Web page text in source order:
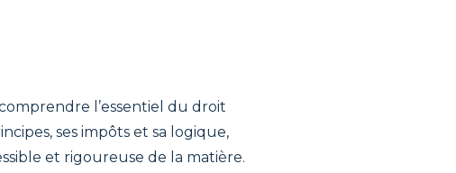
l’essentiel du droit
ses impôts et sa logique,
et rigoureuse de la matière.